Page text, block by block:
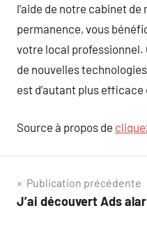
l’aide de notre cabinet
permanence, vous
votre local professionnel.
de nouvelles
est d’autant plus efficace
Source à propos de
Navigation
de
Publication précédente
J’ai découvert Ads